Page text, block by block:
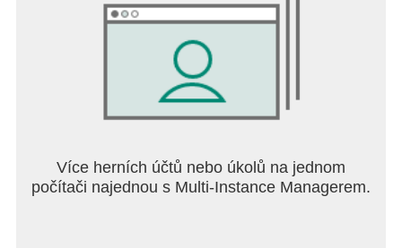
Více herních účtů nebo úkolů na jednom
počítači najednou s Multi-Instance Managerem.